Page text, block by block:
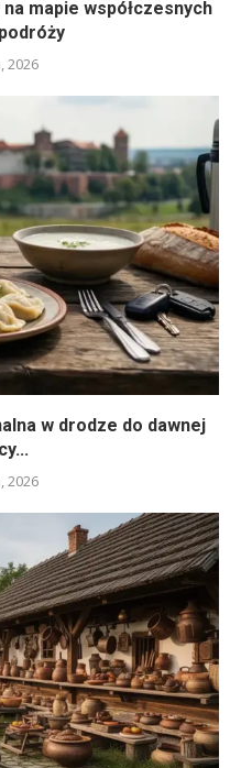
mapie współczesnych
2026
w drodze do dawnej
2026